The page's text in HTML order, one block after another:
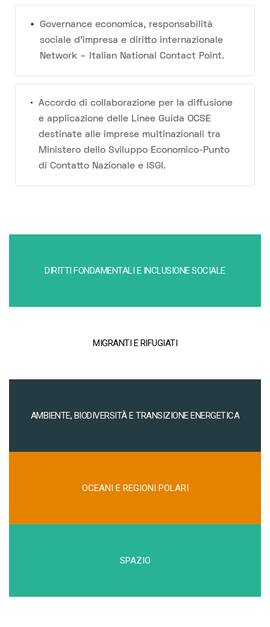
Governance economica, responsabilità
sociale d’impresa e diritto internazionale
Network – Italian National Contact Point.
Accordo di collaborazione per la diffusione
e applicazione delle Linee Guida OCSE
destinate alle imprese multinazionali tra
Ministero dello Sviluppo Economico-Punto
di Contatto Nazionale e ISGI.
DIRITTI FONDAMENTALI E INCLUSIONE SOCIALE
MIGRANTI E RIFUGIATI
AMBIENTE, BIODIVERSITÀ E TRANSIZIONE ENERGETICA
OCEANI E REGIONI POLARI
SPAZIO